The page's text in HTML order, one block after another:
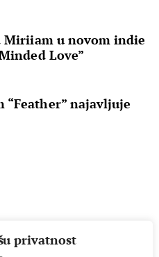
privatnost
Miriiam u novom indie
Love”
najavljuje